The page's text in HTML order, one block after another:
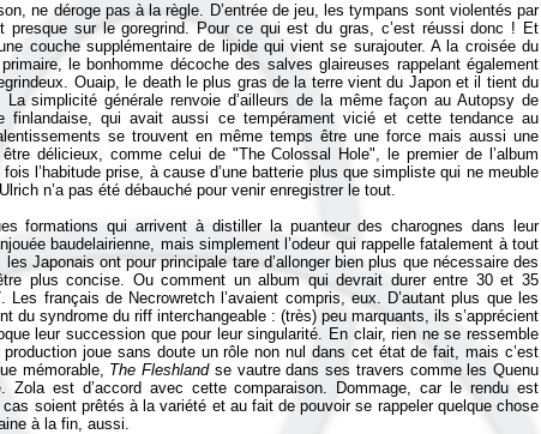
ne déroge pas à la règle. D’entrée de jeu, les tympans sont violentés par
presque sur le goregrind. Pour ce qui est du gras, c’est réussi donc ! Et
couche supplémentaire de lipide qui vient se surajouter. A la croisée du
le bonhomme décoche des salves glaireuses rappelant également
Ouaip, le death le plus gras de la terre vient du Japon et il tient du
simplicité générale renvoie d’ailleurs de la même façon au Autopsy de
qui avait aussi ce tempérament vicié et cette tendance au
se trouvent en même temps être une force mais aussi une
délicieux, comme celui de "The Colossal Hole", le premier de l’album
l’habitude prise, à cause d’une batterie plus que simpliste qui ne meuble
n’a pas été débauché pour venir enregistrer le tout.
formations qui arrivent à distiller la puanteur des charognes dans leur
baudelairienne, mais simplement l’odeur qui rappelle fatalement à tout
Japonais ont pour principale tare d’allonger bien plus que nécessaire des
plus concise. Ou comment un album qui devrait durer entre 30 et 35
français de Necrowretch l’avaient compris, eux. D’autant plus que les
du syndrome du riff interchangeable : (très) peu marquants, ils s’apprécient
leur succession que pour leur singularité. En clair, rien ne se ressemble
joue sans doute un rôle non nul dans cet état de fait, mais c’est
mémorable, The Fleshlandse vautre dans ses travers comme les Quenu
Zola est d’accord avec cette comparaison. Dommage, car le rendu est
soient prêtés à la variété et au fait de pouvoir se rappeler quelque chose
à la fin, aussi.